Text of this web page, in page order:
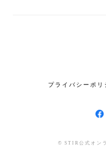
プライバシーポリ
© STIR公式オン